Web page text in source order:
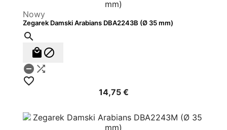
Nowy
Zegarek Damski Arabians DBA2243B (Ø 35 mm)

 
 

14,75 €